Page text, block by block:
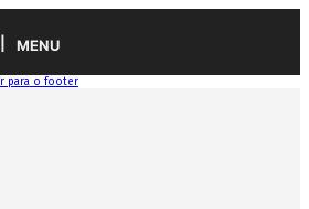
MENU
Ir para o footer